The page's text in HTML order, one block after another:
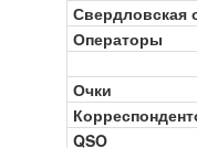
Свердловская
Операторы
Очки
QSO